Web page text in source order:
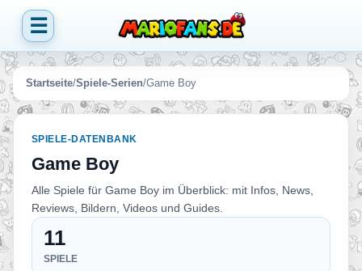
☰
Startseite/Spiele-Serien/Game Boy
SPIELE-DATENBANK
Game Boy
Alle Spiele für Game Boy im Überblick: mit Infos, News,
Reviews, Bildern, Videos und Guides.
11
SPIELE